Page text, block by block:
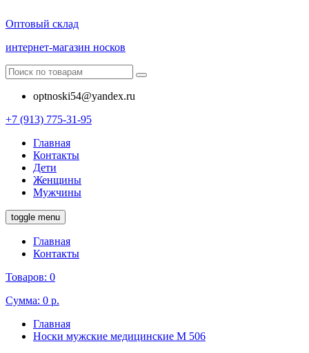
Оптовый склад
интернет-магазин носков
optnoski54@yandex.ru
+7 (913) 775-31-95
Главная
Контакты
Дети
Женщины
Мужчины
toggle menu
Главная
Контакты
Товаров: 0
Сумма: 0 р.
Главная
Носки мужские медицинские М 506